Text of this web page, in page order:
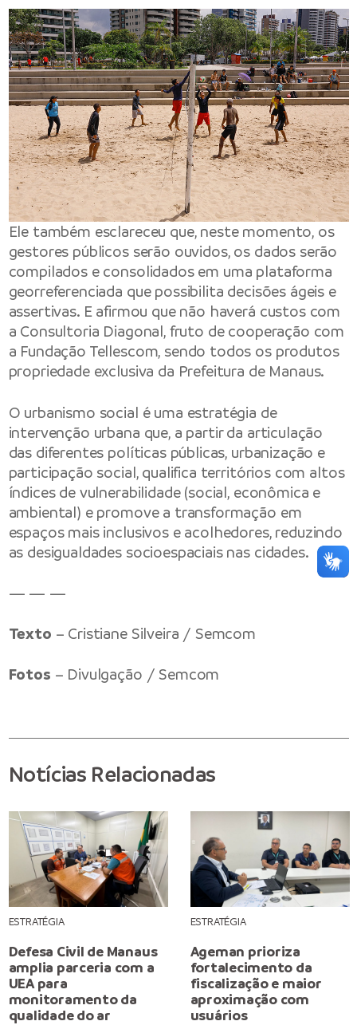
Ele também esclareceu que, neste momento, os
gestores públicos serão ouvidos, os dados serão
compilados e consolidados em uma plataforma
georreferenciada que possibilita decisões ágeis e
assertivas. E afirmou que não haverá custos com
a Consultoria Diagonal, fruto de cooperação com
a Fundação Tellescom, sendo todos os produtos
propriedade exclusiva da Prefeitura de Manaus.
O urbanismo social é uma estratégia de
intervenção urbana que, a partir da articulação
das diferentes políticas públicas, urbanização e
participação social, qualifica territórios com altos
índices de vulnerabilidade (social, econômica e
ambiental) e promove a transformação em
espaços mais inclusivos e acolhedores, reduzindo
as desigualdades socioespaciais nas cidades.
— — —
Texto – Cristiane Silveira / Semcom
Fotos – Divulgação / Semcom
Notícias Relacionadas
ESTRATÉGIA
Defesa Civil de Manaus
amplia parceria com a
UEA para
monitoramento da
qualidade do ar
ESTRATÉGIA
Ageman prioriza
fortalecimento da
fiscalização e maior
aproximação com
usuários